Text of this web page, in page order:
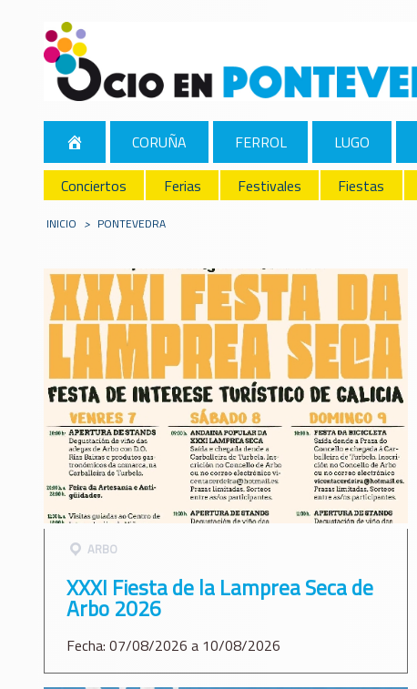
CORUÑA FERROL LUGO
Conciertos
Ferias Festivales Fiestas
INICIO > PONTEVEDRA
ARBO
XXXI Fiesta de la Lamprea Seca de
Arbo 2026
Fecha: 07/08/2026 a 10/08/2026